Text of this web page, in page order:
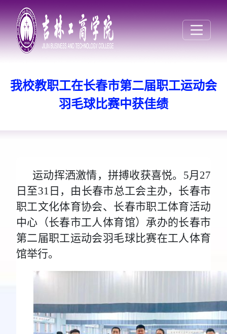
我校教职工在长春市第二届职工运动会
羽毛球比赛中获佳绩
运动挥洒激情，拼搏收获喜悦。5月27
日至31日，由长春市总工会主办，长春市
职工文化体育协会、长春市职工体育活动
中心（长春市工人体育馆）承办的长春市
第二届职工运动会羽毛球比赛在工人体育
馆举行。